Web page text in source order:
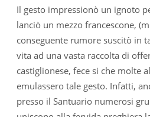
Il gesto impressionò un ignoto
lanciò un mezzo francescone,
conseguente rumore suscitò in
vita ad una vasta raccolta di
castiglionese, fece si che molte
emulassero tale gesto. Infatti,
presso il Santuario numerosi